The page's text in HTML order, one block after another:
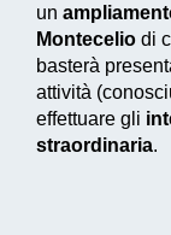
un
Montecelio di
basterà
attività
effettuare gli
straordinaria.